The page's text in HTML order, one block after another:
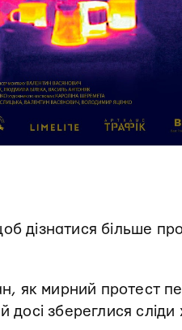
дізнатися більше про
як мирний протест
досі збереглися